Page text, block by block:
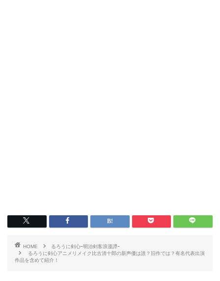
HOME
るろうに剣心ｰ明治剣客浪漫譚ｰ
るろうに剣心アニメリメイク比古清十郎の新声優は誰？旧作では？有名代表出演
作品を含めて紹介！